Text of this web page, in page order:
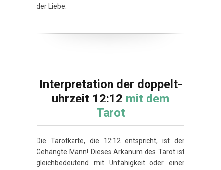
der Liebe.
Interpretation der doppelt-
uhrzeit 12:12 mit dem
Tarot
Die Tarotkarte, die 12:12 entspricht, ist der
Gehängte Mann! Dieses Arkanum des Tarot ist
gleichbedeutend mit Unfähigkeit oder einer